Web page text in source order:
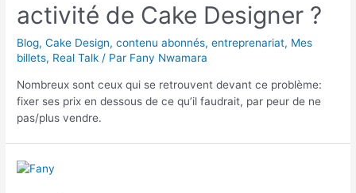
activité de Cake Designer ?
Blog,Cake Design,contenu abonnés,entreprenariat, Mes
billets, Real Talk / Par Fany Nwamara
Nombreux sont ceux qui se retrouvent devant ce problème:
fixer ses prix en dessous de ce qu’il faudrait, par peur de ne
pas/plus vendre.